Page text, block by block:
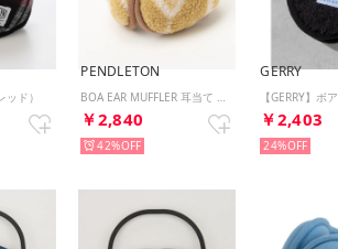
ド）
PENDLETON
￥2,840
42%
GERRY
￥2,403
24%